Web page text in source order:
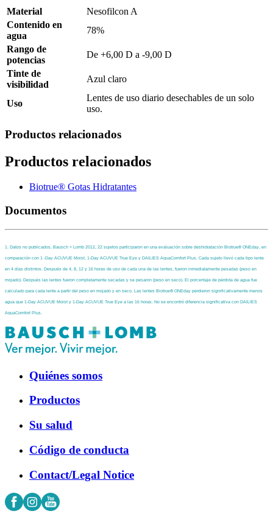
Material
Nesofilcon A
Contenido en
agua
78%
Rango de
potencias
De +6,00 D a -9,00 D
Tinte de
visibilidad
Azul claro
Uso
Lentes de uso diario desechables de un solo
uso.
Productos relacionados
Productos relacionados
Biotrue® Gotas Hidratantes
Documentos
1. Datos no publicados, Bausch + Lomb 2012, 22 sujetos participaron en una evaluación sobre deshidratación Biotrue® ONEday, en
comparación con 1 -Day ACUVUE Moist, 1-Day ACUVUE True Eye y DAILIES AquaComfort Plus. Cada sujeto llevó cada tipo lente
en 4 días distintos. Después de 4, 8, 12 y 16 horas de uso de cada una de las lentes, fueron inmediatamente pesadas (peso en
mojado). Después las lentes fueron completamente secadas y se pesaron (peso en seco). El porcentaje de pérdida de agua fue
calculado para cada lente a partir del peso en mojado y en seco. Las lentes Biotrue® ONEday perdieron significativamente menos
agua que 1-Day ACUVUE Moist y 1-Day ACUVUE True Eye a las 16 horas. No se encontró diferencia significativa con DAILIES
AquaComfort Plus.
Quiénes somos
Productos
Su salud
Código de conducta
Contact/Legal Notice